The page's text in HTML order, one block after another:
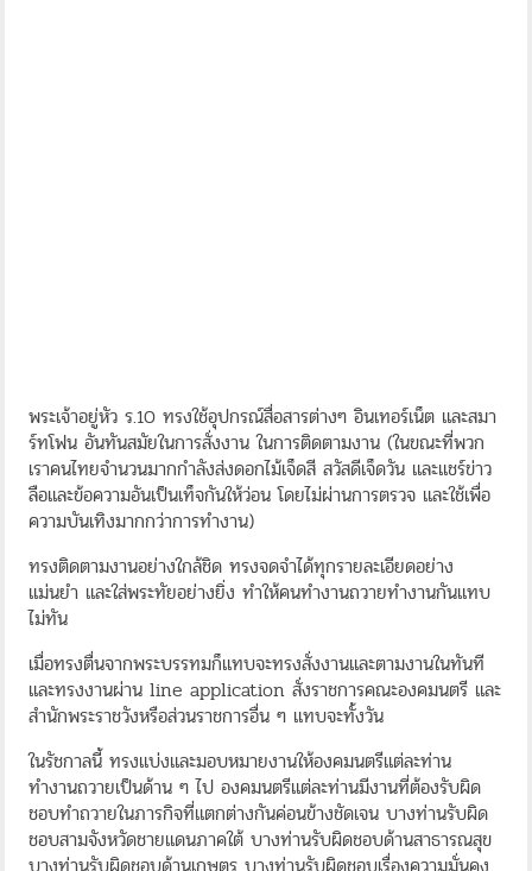
พระเจ้าอยู่หัว ร.10 ทรงใช้อุปกรณ์สื่อสารต่างๆ อินเทอร์เน็ต และสมา
ร์ทโฟน อันทันสมัยในการสั่งงาน ในการติดตามงาน (ในขณะที่พวก
เราคนไทยจำนวนมากกำลังส่งดอกไม้เจ็ดสี สวัสดีเจ็ดวัน และแชร์ข่าว
ลือและข้อความอันเป็นเท็จกันให้ว่อน โดยไม่ผ่านการตรวจ และใช้เพื่อ
ความบันเทิงมากกว่าการทำงาน)
ทรงติดตามงานอย่างใกล้ชิด ทรงจดจำได้ทุกรายละเอียดอย่าง
แม่นยำ และใส่พระทัยอย่างยิ่ง ทำให้คนทำงานถวายทำงานกันแทบ
ไม่ทัน
เมื่อทรงตื่นจากพระบรรทมก็แทบจะทรงสั่งงานและตามงานในทันที
และทรงงานผ่าน line application สั่งราชการคณะองคมนตรี และ
สำนักพระราชวังหรือส่วนราชการอื่น ๆ แทบจะทั้งวัน
ในรัชกาลนี้ ทรงแบ่งและมอบหมายงานให้องคมนตรีแต่ละท่าน
ทำงานถวายเป็นด้าน ๆ ไป องคมนตรีแต่ละท่านมีงานที่ต้องรับผิด
ชอบทำถวายในภารกิจที่แตกต่างกันค่อนข้างชัดเจน บางท่านรับผิด
ชอบสามจังหวัดชายแดนภาคใต้ บางท่านรับผิดชอบด้านสาธารณสุข